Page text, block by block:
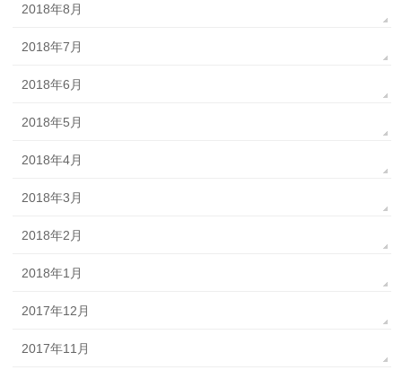
2018年8月
2018年7月
2018年6月
2018年5月
2018年4月
2018年3月
2018年2月
2018年1月
2017年12月
2017年11月